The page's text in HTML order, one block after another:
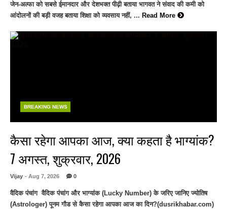
जेन-अल्फा को सबसे ईमानदार और देशभक्त पीढ़ी बताया भागवत ने संवाद की कमी को
आंदोलनों की बड़ी वजह बताया शिक्षा को व्यवसाय नहीं, ... Read More
BREAKING NEWS
कैसा रहेगा आपका आज, क्या कहता है भाग्यांक?
7 अगस्त, शुक्रवार, 2026
Vijay - Aug 7, 2026 0
वैदिक पंचांग वैदिक पंचांग और भाग्यांक (Lucky Number) के जरिए जानिए ज्योतिष
(Astrologer) पूनम गौड से कैसा रहेगा आपका आज का दिन?(dusrikhabar.com)